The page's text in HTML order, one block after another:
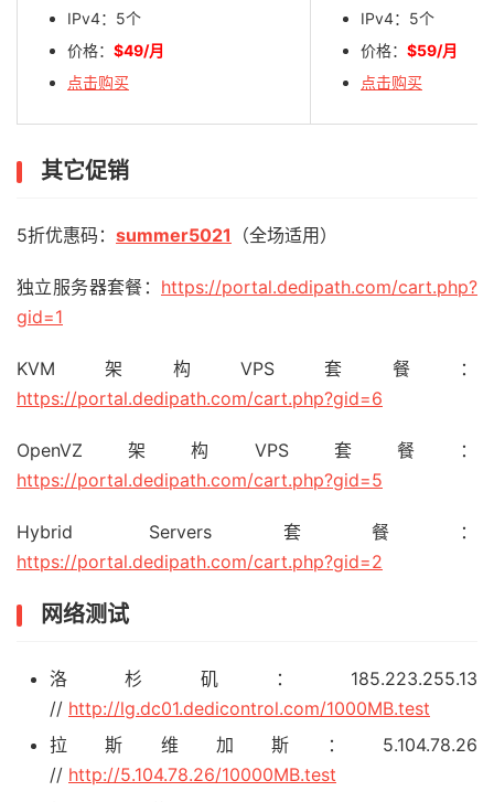
IPv4：5个
价格： $49/月
点击购买
IPv4：5个
价格： $59/月
点击购买
其它促销
5折优惠码： summer5021 （全场适用）
独立服务器套餐： https://portal.dedipath.com/cart.php?
gid=1
KVM架构VPS套餐：
https://portal.dedipath.com/cart.php?gid=6
OpenVZ架构VPS套餐：
https://portal.dedipath.com/cart.php?gid=5
Hybrid Servers套餐：
https://portal.dedipath.com/cart.php?gid=2
网络测试
洛杉矶：185.223.255.13
// http://lg.dc01.dedicontrol.com/1000MB.test
拉斯维加斯：5.104.78.26
// http://5.104.78.26/10000MB.test